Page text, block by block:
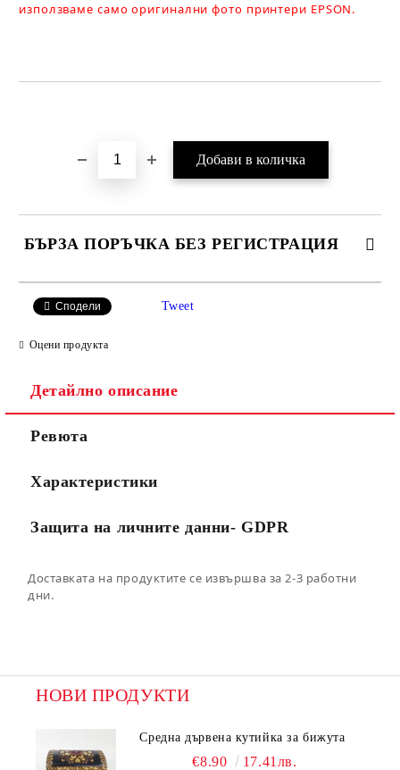
използваме само оригинални фото принтери EPSON.
БЪРЗА ПОРЪЧКА БЕЗ РЕГИСТРАЦИЯ
Съгласен съм с
Ние ще се свържем с вас в рамките на работния ден.
Сподели Tweet
Оцени продукта
Детайлно описание
Ревюта
Характеристики
Защита на личните данни- GDPR
Доставката на продуктите се извършва за 2-3 работни
дни.
НОВИ ПРОДУКТИ
Средна дървена кутийка за бижута
€8.90 17.41лв.